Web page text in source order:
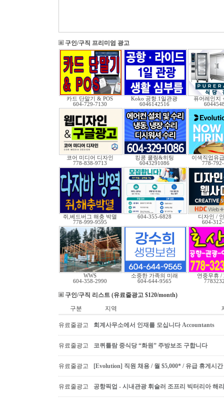
구인/구직 프리미엄 광고
카드 단말기 & POS
604-729-7130
Koko 공항.1일관광
6046142516
퓨어레인지
코어 미디어 디자인
778-838-9713
킹콩 쿨링&히팅
6043291086
이색직업유
778-
쥐,베드버그 해충 박멸
778-999-9595
604-355-6828
디자인 /
604-
WWS
604-358-2990
소중한 가족의 미래
604-644-9565
연중무휴 /
구인/구직 리스트 (유료줄광고 $120/month)
구분
지역
유료줄광고 회계사무소에서 인재를 모십니다 Accountants
유료줄광고 코퀴틀람 중식당 “화원” 주방보조 구합니다
유료줄광고 [Evolution] 직원 채용 / 월 $5,000* / 유급 휴게시
유료줄광고 공항픽업 - 시내관광 휘슬러 조프리 빅터리아 해